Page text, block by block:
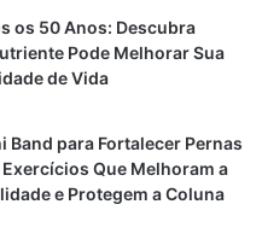
Parcial Médio
tensão e volume
técnicas podem exigir
muscular.
os 50 Anos: Descubra
Pode Melhorar Sua
de Vida
Band para Fortalecer Pernas
Que Melhoram a
e Protegem a Coluna